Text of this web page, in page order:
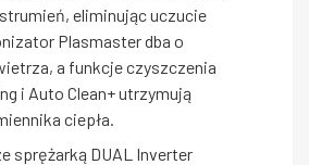
eliminując uczucie
Plasmaster dba o
a funkcje czyszczenia
i Auto Clean+ utrzymują
ciepła.
sprężarką DUAL Inverter